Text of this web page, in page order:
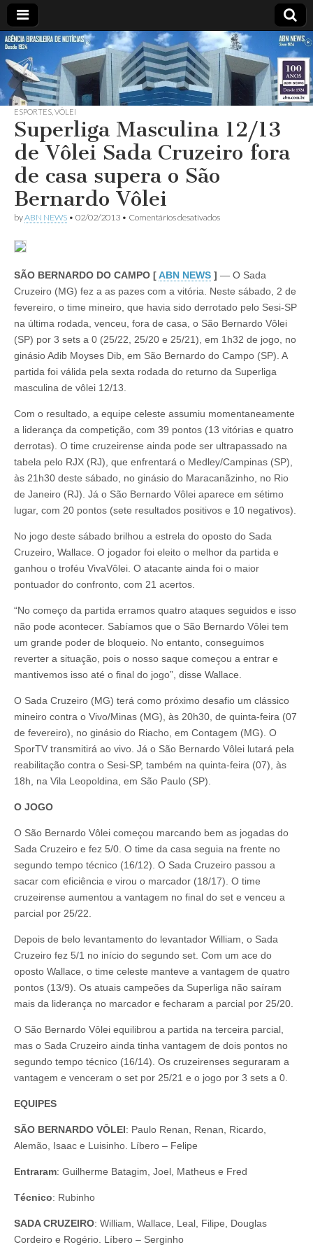
ABN
AGÊNCIA
BRASILEIRA
DE
NOTÍCIAS
DESDE
1924
ESPORTES VÔLEI
Superliga Masculina 12/13
de Vôlei Sada Cruzeiro fora
de casa supera o São
Bernardo Vôlei
byABN NEWS • 02/02/2013 • Comentários desativadosem
Vôlei
Cruzeiro
fora
casa
supera
o
São
Bernardo
SÃO BERNARDO DO CAMPO [ABN NEWS ] — O Sada
Cruzeiro (MG) fez a as pazes com a vitória. Neste sábado, 2 de
fevereiro, o time mineiro, que havia sido derrotado pelo Sesi-SP
na última rodada, venceu, fora de casa, o São Bernardo Vôlei
(SP) por 3 sets a 0 (25/22, 25/20 e 25/21), em 1h32 de jogo, no
ginásio Adib Moyses Dib, em São Bernardo do Campo (SP). A
partida foi válida pela sexta rodada do returno da Superliga
masculina de vôlei 12/13.
Com o resultado, a equipe celeste assumiu momentaneamente
a liderança da competição, com 39 pontos (13 vitórias e quatro
derrotas). O time cruzeirense ainda pode ser ultrapassado na
tabela pelo RJX (RJ), que enfrentará o Medley/Campinas (SP),
às 21h30 deste sábado, no ginásio do Maracanãzinho, no Rio
de Janeiro (RJ). Já o São Bernardo Vôlei aparece em sétimo
lugar, com 20 pontos (sete resultados positivos e 10 negativos).
No jogo deste sábado brilhou a estrela do oposto do Sada
Cruzeiro, Wallace. O jogador foi eleito o melhor da partida e
ganhou o troféu VivaVôlei. O atacante ainda foi o maior
pontuador do confronto, com 21 acertos.
“No começo da partida erramos quatro ataques seguidos e isso
não pode acontecer. Sabíamos que o São Bernardo Vôlei tem
um grande poder de bloqueio. No entanto, conseguimos
reverter a situação, pois o nosso saque começou a entrar e
mantivemos isso até o final do jogo”, disse Wallace.
O Sada Cruzeiro (MG) terá como próximo desafio um clássico
mineiro contra o Vivo/Minas (MG), às 20h30, de quinta-feira (07
de fevereiro), no ginásio do Riacho, em Contagem (MG). O
SporTV transmitirá ao vivo. Já o São Bernardo Vôlei lutará pela
reabilitação contra o Sesi-SP, também na quinta-feira (07), às
18h, na Vila Leopoldina, em São Paulo (SP).
O JOGO
O São Bernardo Vôlei começou marcando bem as jogadas do
Sada Cruzeiro e fez 5/0. O time da casa seguia na frente no
segundo tempo técnico (16/12). O Sada Cruzeiro passou a
sacar com eficiência e virou o marcador (18/17). O time
cruzeirense aumentou a vantagem no final do set e venceu a
parcial por 25/22.
Depois de belo levantamento do levantador William, o Sada
Cruzeiro fez 5/1 no início do segundo set. Com um ace do
oposto Wallace, o time celeste manteve a vantagem de quatro
pontos (13/9). Os atuais campeões da Superliga não saíram
mais da liderança no marcador e fecharam a parcial por 25/20.
O São Bernardo Vôlei equilibrou a partida na terceira parcial,
mas o Sada Cruzeiro ainda tinha vantagem de dois pontos no
segundo tempo técnico (16/14). Os cruzeirenses seguraram a
vantagem e venceram o set por 25/21 e o jogo por 3 sets a 0.
EQUIPES
SÃO BERNARDO VÔLEI: Paulo Renan, Renan, Ricardo,
Alemão, Isaac e Luisinho. Líbero – Felipe
Entraram: Guilherme Batagim, Joel, Matheus e Fred
Técnico: Rubinho
SADA CRUZEIRO: William, Wallace, Leal, Filipe, Douglas
Cordeiro e Rogério. Líbero – Serginho